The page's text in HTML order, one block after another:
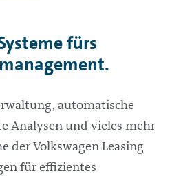
fürs
automatische
Analysen und vieles mehr
der Volkswagen Leasing
für effizientes